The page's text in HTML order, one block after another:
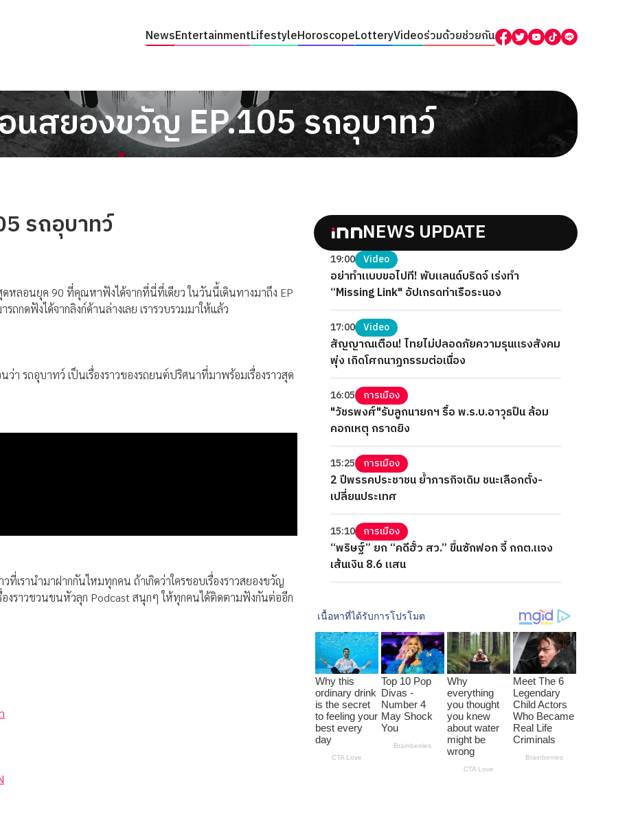
NewsEntertainmentLifestyleHoroscopeLotteryVideoร่วมด้วยช่วยกัน
สยองขวัญ EP.105 รถอุบาทว์
รถอุบาทว์
ดหลอนยุค 90 ที่คุณหาฟังได้จากที่นี่ที่เดียว ในวันนี้เดินทางมาถึง EP
ถกดฟังได้จากลิงก์ด้านล่างเลย เรารวบรวมมาให้แล้ว
ว่า รถอุบาทว์ เป็นเรื่องราวของรถยนต์ปริศนาที่มาพร้อมเรื่องราวสุด
วที่เรานำมาฝากกันไหมทุกคน ถ้าเกิดว่าใครชอบเรื่องราวสยองขวัญ
รื่องราวชวนขนหัวลุก Podcastสนุกๆ ให้ทุกคนได้ติดตามฟังกันต่ออีก
NEWS UPDATE
19:00 Video
อย่าทำแบบขอไปที! พับแลนด์บริดจ์ เร่งทำ
“Missing Link" อัปเกรดท่าเรือระนอง
17:00 Video
สัญญาณเตือน! ไทยไม่ปลอดภัยความรุนแรงสังคม
พุ่ง เกิดโศกนาฏกรรมต่อเนื่อง
16:05 การเมือง
"วัชรพงศ์"รับลูกนายกฯ รื้อ พ.ร.บ.อาวุธปืน ล้อม
คอกเหตุ กราดยิง
15:25 การเมือง
2 ปีพรรคประชาชน ย้ำภารกิจเดิม ชนะเลือกตั้ง-
เปลี่ยนประเทศ
15:10 การเมือง
“พริษฐ์” ยก “คดีฮั้ว สว.” ขึ้นซักฟอก จี้ กกต.แจง
เส้นเงิน 8.6 แสน